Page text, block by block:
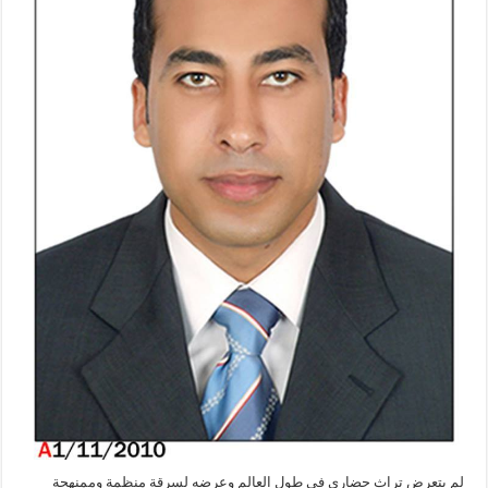
لم يتعرض تراث حضاري في طول العالم وعرضه لسرقة منظمة وممنهجة